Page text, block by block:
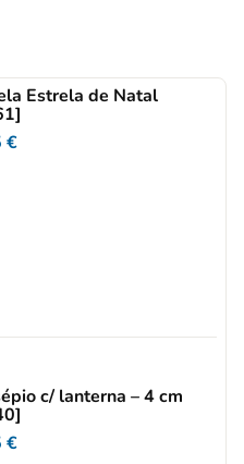
Estrela de Natal
€
c/ lanterna – 4 cm
€